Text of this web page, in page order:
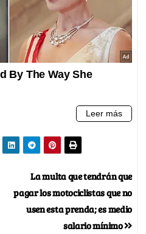
La multa que tendrán que
pagar los motociclistas que no
usen esta prenda; es medio
salario mínimo